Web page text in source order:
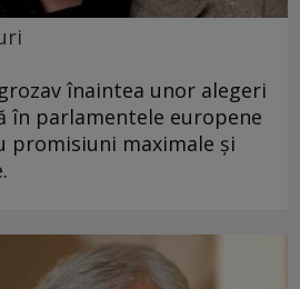
înaintea unor alegeri
în parlamentele europene
promisiuni maximale și